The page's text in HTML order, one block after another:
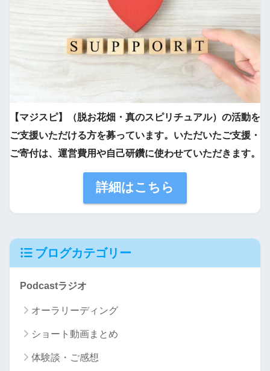
【マジスピ】（脱お花畑・真のスピリチュアル）の活動を
ご支援いただける方を募っています。いただいたご支援・
ご寄付は、運営費用や自己研鑽に使わせていただきます。
詳細はこちら
ブログカテゴリー
Podcastラジオ
オーラリーディング
ショート動画まとめ
体験談・ご感想